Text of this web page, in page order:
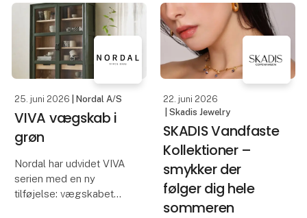
Hoptimists AW26-
nyheder, hvor ikonisk
dansk design møder nye
farver, former og
inspirerende
fortolkninger. Med sit
enkle, legende u
kollektion, hvor tidløst
skandinavisk design
møder sæsonens varme
toner, bløde teksturer og
smukke detaljer.
25. juni 2026 | Nordal A/S
VIVA vægskab i
grøn
Nordal har udvidet VIVA
serien med en ny
tilføjelse: vægskabet
22. juni 2026
| Skadis Jewelry
SKADIS Vandfaste
Kollektioner –
smykker der
følger dig hele
sommeren